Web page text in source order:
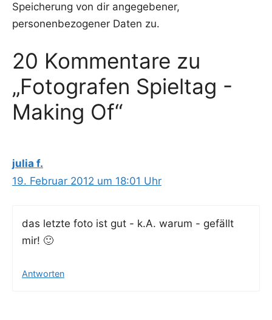
Speicherung von dir angegebener,
personenbezogener Daten zu.
20 Kommentare zu
„Fotografen Spieltag -
Making Of“
julia f.
19. Februar 2012 um 18:01 Uhr
das letz­te foto ist gut - k.A. war­um - gefällt
mir! 🙂
Antworten